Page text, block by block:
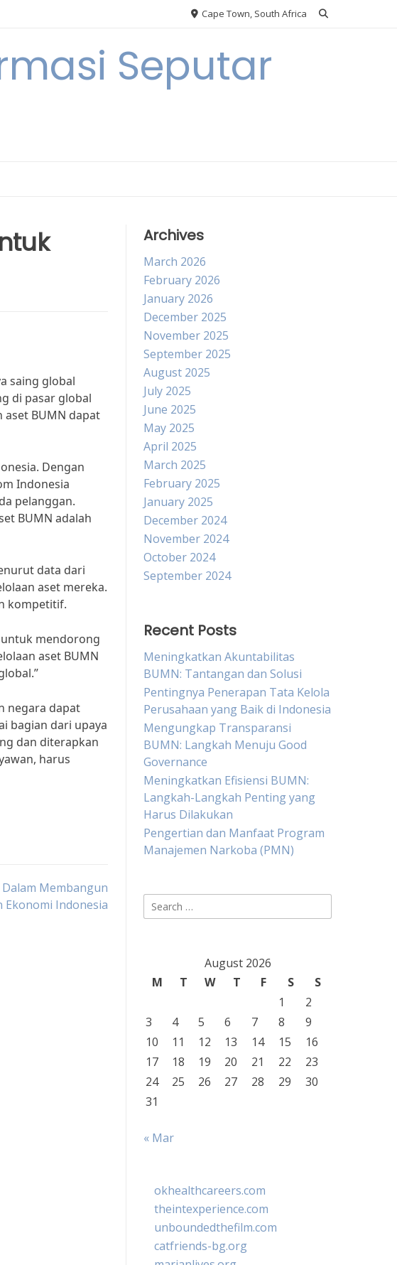
Cape Town, South Africa
Seputar
saing global
di pasar global
aset BUMN dapat
Dengan
Indonesia
pelanggan.
BUMN adalah
data dari
aset mereka.
kompetitif.
mendorong
aset BUMN
negara dapat
bagian dari upaya
dan diterapkan
harus
Membangun
Ekonomi Indonesia
Archives
March 2026
February 2026
January 2026
December 2025
November 2025
September 2025
August 2025
July 2025
June 2025
May 2025
April 2025
March 2025
February 2025
January 2025
December 2024
November 2024
October 2024
September 2024
Recent Posts
Meningkatkan Akuntabilitas
BUMN: Tantangan dan Solusi
Pentingnya Penerapan Tata Kelola
Perusahaan yang Baik di Indonesia
Mengungkap Transparansi
BUMN: Langkah Menuju Good
Governance
Meningkatkan Efisiensi BUMN:
Langkah-Langkah Penting yang
Harus Dilakukan
Pengertian dan Manfaat Program
Manajemen Narkoba (PMN)
Search
for:
August 2026
M
T W T F S
S
1
2
3
4 5 6 7 8
9
10
11 12 13 14 15
16
17
18 19 20 21 22
23
24
25 26 27 28 29
30
31
« Mar
okhealthcareers.com
theintexperience.com
unboundedthefilm.com
catfriends-bg.org